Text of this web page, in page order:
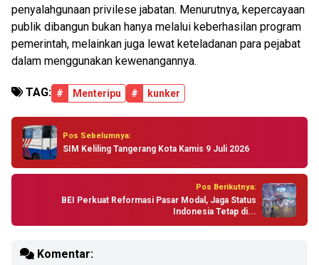
penyalahgunaan privilese jabatan. Menurutnya, kepercayaan
publik dibangun bukan hanya melalui keberhasilan program
pemerintah, melainkan juga lewat keteladanan para pejabat
dalam menggunakan kewenangannya.
TAG: # Menteripu # kunker
Pos Sebelumnya:
SIM Keliling Tangerang Kota Kamis 9 Juli 2026
Pos Berikutnya:
BEI Perkuat Reformasi Pasar Modal, Jaga Status
Indonesia Tetap di...
Komentar: